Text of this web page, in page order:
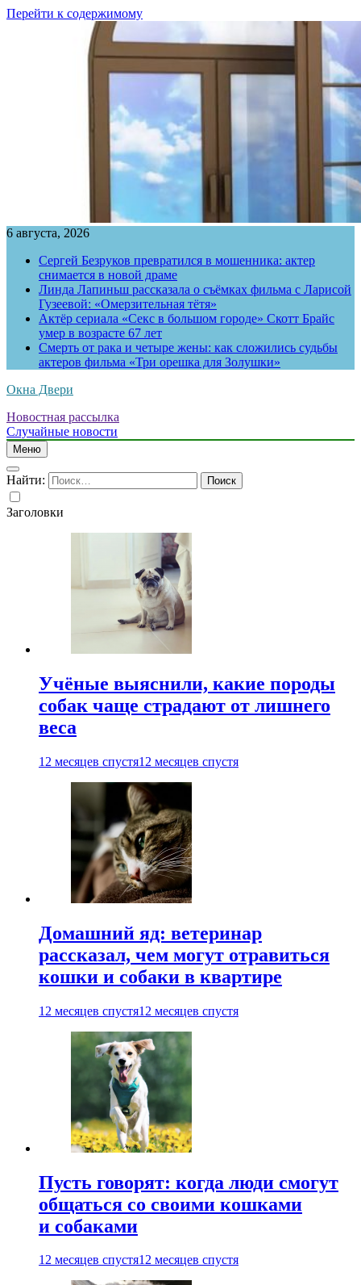
Перейти к содержимому
6 августа, 2026
Сергей Безруков превратился в мошенника: актер
снимается в новой драме
Линда Лапиньш рассказала о съёмках фильма с Ларисой
Гузеевой: «Омерзительная тётя»
Актёр сериала «Секс в большом городе» Скотт Брайс
умер в возрасте 67 лет
Смерть от рака и четыре жены: как сложились судьбы
актеров фильма «Три орешка для Золушки»
Окна Двери
Новостная рассылка
Случайные новости
Меню
Найти:
Заголовки
Учёные выяснили, какие породы
собак чаще страдают от лишнего
веса
12 месяцев спустя12 месяцев спустя
Домашний яд: ветеринар
рассказал, чем могут отравиться
кошки и собаки в квартире
12 месяцев спустя12 месяцев спустя
Пусть говорят: когда люди смогут
общаться со своими кошками
и собаками
12 месяцев спустя12 месяцев спустя